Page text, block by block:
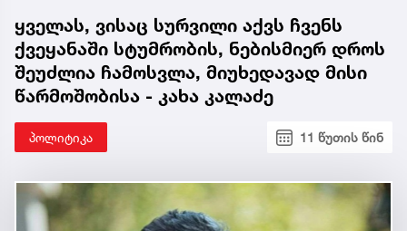
ყველას, ვისაც სურვილი აქვს ჩვენს
ქვეყანაში სტუმრობის, ნებისმიერ დროს
შეუძლია ჩამოსვლა, მიუხედავად მისი
წარმოშობისა - კახა კალაძე
პოლიტიკა 11 წუთის წინ